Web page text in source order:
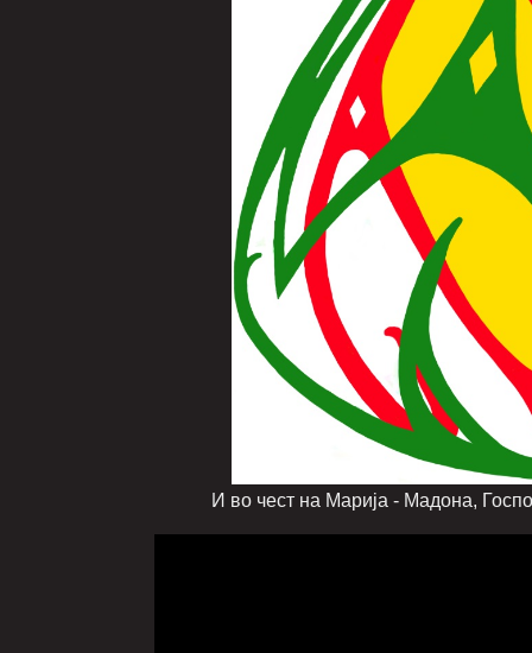
И во чест на Марија - Мадона, Господарка,